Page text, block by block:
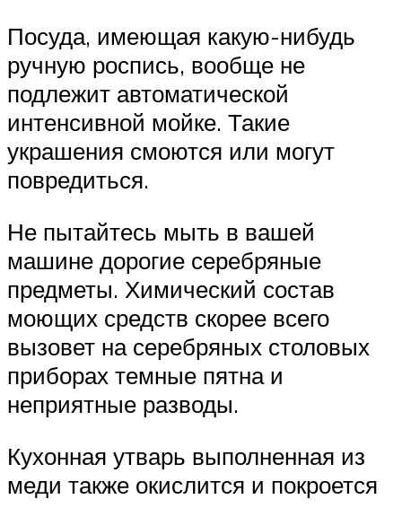
Посуда, имеющая какую-нибудь
ручную роспись, вообще не
подлежит автоматической
интенсивной мойке. Такие
украшения смоются или могут
повредиться.
Не пытайтесь мыть в вашей
машине дорогие серебряные
предметы. Химический состав
моющих средств скорее всего
вызовет на серебряных столовых
приборах темные пятна и
неприятные разводы.
Кухонная утварь выполненная из
меди также окислится и покроется